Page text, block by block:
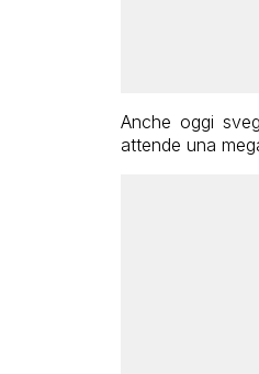
Anche oggi
attende una